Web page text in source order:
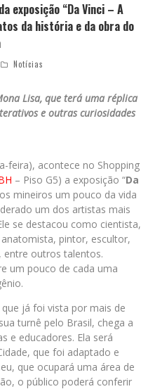
Em abril, Boulevard Shopping BH realiza sorteio de TVs 4K
exposição “Da Vinci – A
da história e da obra do
Notícias
Lisa, que terá uma réplica
e outras curiosidades
feira), acontece no Shopping
– Piso G5) a exposição “Da
mineiros um pouco da vida
um dos artistas mais
se destacou como cientista,
pintor, escultor,
outros talentos.
um pouco de cada uma
que já foi vista por mais de
turnê pelo Brasil, chega a
e educadores. Ela será
que foi adaptado e
que ocupará uma área de
o público poderá conferir